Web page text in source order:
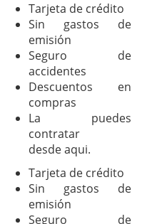
Tarjeta de crédito
Sin gastos de
emisión
Seguro de
accidentes
Descuentos en
compras
La puedes
contratar
desde aqui.
Tarjeta de crédito
Sin gastos de
emisión
Seguro de